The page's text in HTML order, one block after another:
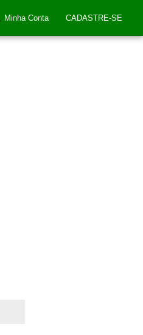
Minha Conta CADASTRE-SE